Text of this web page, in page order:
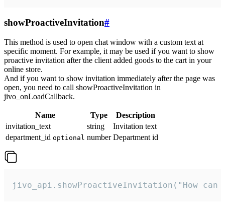
showProactiveInvitation#
This method is used to open chat window with a custom text at
specific moment. For example, it may be used if you want to show
proactive invitation after the client added goods to the cart in your
online store.
And if you want to show invitation immediately after the page was
open, you need to call showProactiveInvitation in
jivo_onLoadCallback.
Name Type
Description
invitation_text
string
Invitation text
department_id optional number Department id
jivo_api.showProactiveInvitation("How